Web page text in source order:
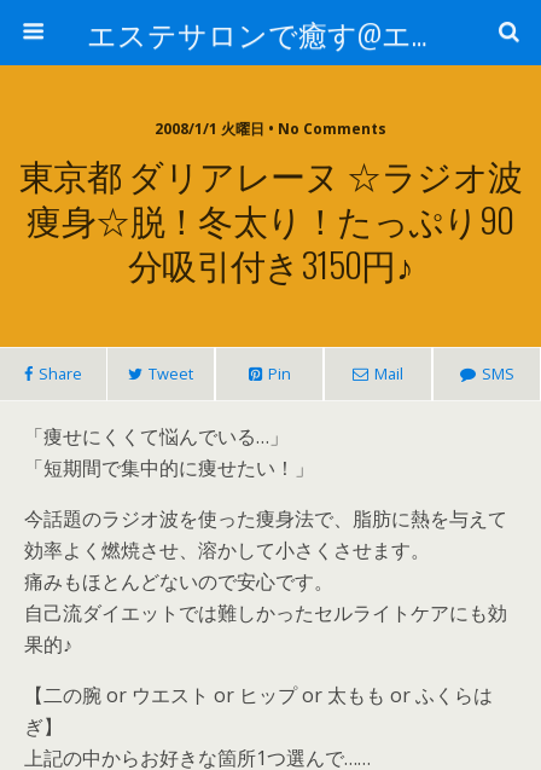
エステサロンで癒す@エステ～全国エステ情報
2008/1/1 火曜日 • No Comments
東京都 ダリアレーヌ ☆ラジオ波
痩身☆脱！冬太り！たっぷり90
分吸引付き3150円♪
Share Tweet Pin Mail SMS
「痩せにくくて悩んでいる…」
「短期間で集中的に痩せたい！」
今話題のラジオ波を使った痩身法で、脂肪に熱を与えて
効率よく燃焼させ、溶かして小さくさせます。
痛みもほとんどないので安心です。
自己流ダイエットでは難しかったセルライトケアにも効
果的♪
【二の腕 or ウエスト or ヒップ or 太もも or ふくらは
ぎ】
上記の中からお好きな箇所1つ選んで……